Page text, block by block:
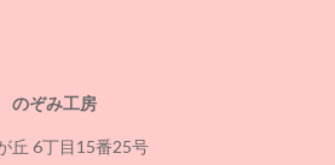
のぞみ工房
丘 6丁目15番25号